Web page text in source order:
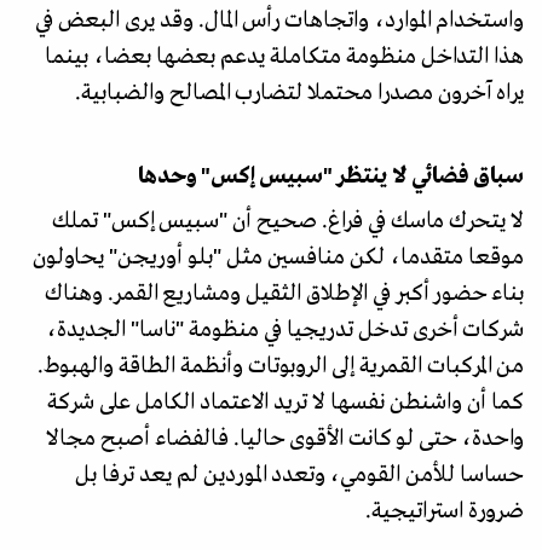
واستخدام الموارد، واتجاهات رأس المال. وقد يرى البعض في
هذا التداخل منظومة متكاملة يدعم بعضها بعضا، بينما
يراه آخرون مصدرا محتملا لتضارب المصالح والضبابية.
سباق فضائي لا ينتظر "سبيس إكس" وحدها
لا يتحرك ماسك في فراغ. صحيح أن "سبيس إكس" تملك
موقعا متقدما، لكن منافسين مثل "بلو أوريجن" يحاولون
بناء حضور أكبر في الإطلاق الثقيل ومشاريع القمر. وهناك
شركات أخرى تدخل تدريجيا في منظومة "ناسا" الجديدة،
من المركبات القمرية إلى الروبوتات وأنظمة الطاقة والهبوط.
كما أن واشنطن نفسها لا تريد الاعتماد الكامل على شركة
واحدة، حتى لو كانت الأقوى حاليا. فالفضاء أصبح مجالا
حساسا للأمن القومي، وتعدد الموردين لم يعد ترفا بل
ضرورة استراتيجية.